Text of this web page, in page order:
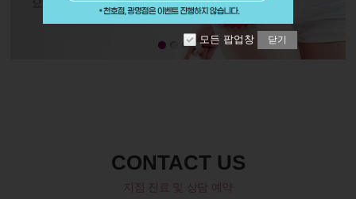
모든 팝업창 닫기
CONTACT US
지점 진료 및 상담 예약